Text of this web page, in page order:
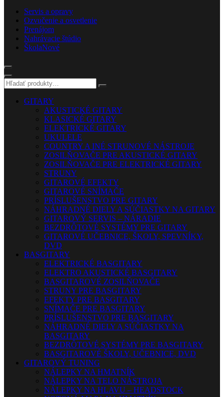
Servis a opravy
Ozvučenie a osvetlenie
Prenájom
Nahrávacie štúdio
ŠkolaNové
GITARY
AKUSTICKÉ GITARY
KLASICKÉ GITARY
ELEKTRICKÉ GITARY
UKULELE
COUNTRY A INÉ STRUNOVÉ NÁSTROJE
ZOSILŇOVAČE PRE AKUSTICKÉ GITARY
ZOSILŇOVAČE PRE ELEKTRICKÉ GITARY
STRUNY
GITAROVÉ EFEKTY
GITAROVÉ SNÍMAČE
PRÍSLUŠENSTVO PRE GITARY
NÁHRADNÉ DIELY A SÚČIASTKY NA GITARY
GITAROVÝ SERVIS – NÁRADIE
BEZDRÔTOVÉ SYSTÉMY PRE GITARY
GITAROVÉ UČEBNICE, ŠKOLY, SPEVNÍKY,
DVD
BASGITARY
ELEKTRICKÉ BASGITARY
ELEKTRO AKUSTICKÉ BASGITARY
BASGITAROVÉ ZOSILŇOVAČE
STRUNY PRE BASGITARY
EFEKTY PRE BASGITARY
SNÍMAČE PRE BASGITARY
PRÍSLUŠENSTVO PRE BASGITARY
NÁHRADNÉ DIELY A SÚČIASTKY NA
BASGITARY
BEZDRÔTOVÉ SYSTÉMY PRE BASGITARY
BASGITAROVÉ ŠKOLY, UČEBNICE, DVD
GITAROVÝ TUNING
NÁLEPKY NA HMATNÍK
NÁLEPKY NA TELO NÁSTROJA
NÁLEPKY NA HLAVU – HEADSTOCK